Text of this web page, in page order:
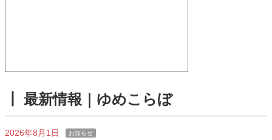
┃ 最新情報｜ゆめこらぼ
2026年8月1日 お知らせ